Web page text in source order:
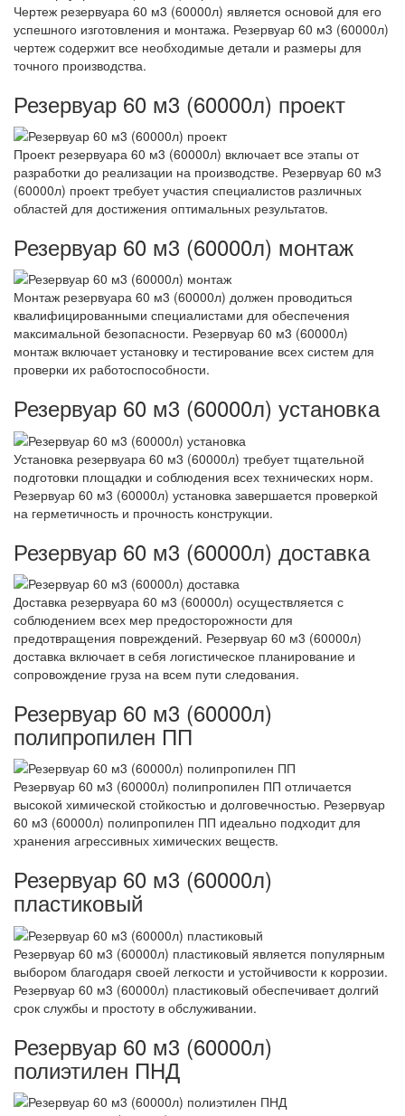
Чертеж резервуара 60 м3 (60000л) является основой для его
успешного изготовления и монтажа. Резервуар 60 м3 (60000л)
чертеж содержит все необходимые детали и размеры для
точного производства.
Резервуар 60 м3 (60000л) проект
Проект резервуара 60 м3 (60000л) включает все этапы от
разработки до реализации на производстве. Резервуар 60 м3
(60000л) проект требует участия специалистов различных
областей для достижения оптимальных результатов.
Резервуар 60 м3 (60000л) монтаж
Монтаж резервуара 60 м3 (60000л) должен проводиться
квалифицированными специалистами для обеспечения
максимальной безопасности. Резервуар 60 м3 (60000л)
монтаж включает установку и тестирование всех систем для
проверки их работоспособности.
Резервуар 60 м3 (60000л) установка
Установка резервуара 60 м3 (60000л) требует тщательной
подготовки площадки и соблюдения всех технических норм.
Резервуар 60 м3 (60000л) установка завершается проверкой
на герметичность и прочность конструкции.
Резервуар 60 м3 (60000л) доставка
Доставка резервуара 60 м3 (60000л) осуществляется с
соблюдением всех мер предосторожности для
предотвращения повреждений. Резервуар 60 м3 (60000л)
доставка включает в себя логистическое планирование и
сопровождение груза на всем пути следования.
Резервуар 60 м3 (60000л)
полипропилен ПП
Резервуар 60 м3 (60000л) полипропилен ПП отличается
высокой химической стойкостью и долговечностью. Резервуар
60 м3 (60000л) полипропилен ПП идеально подходит для
хранения агрессивных химических веществ.
Резервуар 60 м3 (60000л)
пластиковый
Резервуар 60 м3 (60000л) пластиковый является популярным
выбором благодаря своей легкости и устойчивости к коррозии.
Резервуар 60 м3 (60000л) пластиковый обеспечивает долгий
срок службы и простоту в обслуживании.
Резервуар 60 м3 (60000л)
полиэтилен ПНД